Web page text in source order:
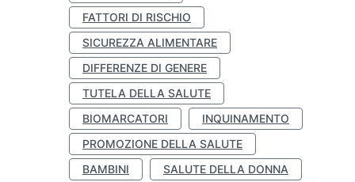
FATTORI DI RISCHIO
SICUREZZA ALIMENTARE
DIFFERENZE DI GENERE
TUTELA DELLA SALUTE
BIOMARCATORI
INQUINAMENTO
PROMOZIONE DELLA SALUTE
BAMBINI
SALUTE DELLA DONNA